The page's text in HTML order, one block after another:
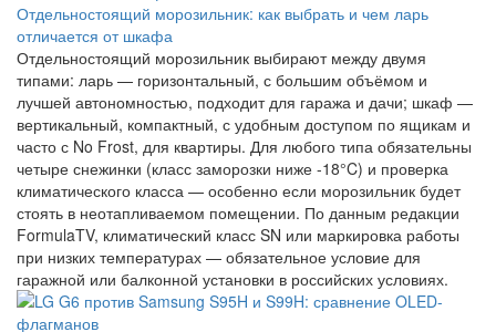
Отдельностоящий морозильник: как выбрать и чем ларь
отличается от шкафа
Отдельностоящий морозильник выбирают между двумя
типами: ларь — горизонтальный, с большим объёмом и
лучшей автономностью, подходит для гаража и дачи; шкаф —
вертикальный, компактный, с удобным доступом по ящикам и
часто с No Frost, для квартиры. Для любого типа обязательны
четыре снежинки (класс заморозки ниже -18°C) и проверка
климатического класса — особенно если морозильник будет
стоять в неотапливаемом помещении. По данным редакции
FormulaTV, климатический класс SN или маркировка работы
при низких температурах — обязательное условие для
гаражной или балконной установки в российских условиях.